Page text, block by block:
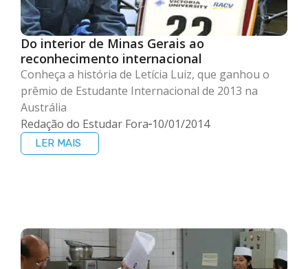
Do interior de Minas Gerais ao
reconhecimento internacional
Conheça a história de Letícia Luiz, que ganhou o
prêmio de Estudante Internacional de 2013 na
Austrália
Redação do Estudar Fora 10/01/2014
LER MAIS